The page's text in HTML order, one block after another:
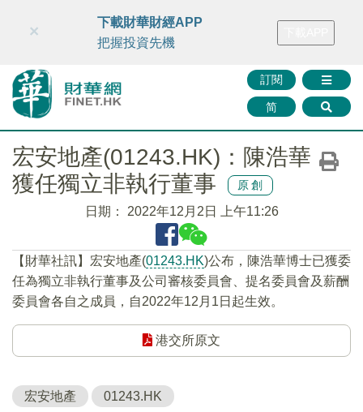
財華智庫網 FINTV FINMETA 財華證券 媒體矩陣
訂閱
简
×
下載財華財經APP
把握投資先機
宏安地產(01243.HK)：陳浩華
獲任獨立非執行董事
原創
日期： 2022年12月2日 上午11:26
【財華社訊】宏安地產(01243.HK)公布，陳浩華博士已獲委
任為獨立非執行董事及公司審核委員會、提名委員會及薪酬
委員會各自之成員，自2022年12月1日起生效。
港交所原文
宏安地產 01243.HK